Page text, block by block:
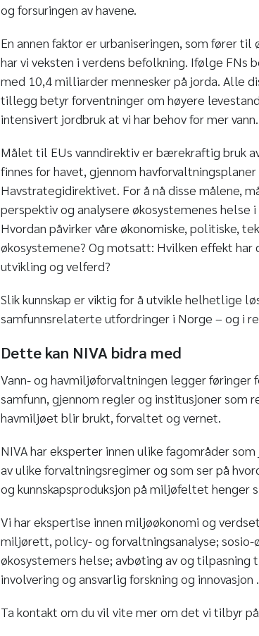
og forsuringen av havene.
En annen faktor er urbaniseringen, som fører til
har vi veksten i verdens befolkning. Ifølge FNs
med 10,4 milliarder mennesker på jorda. Alle
tillegg betyr forventninger om høyere
intensivert jordbruk at vi har behov for mer vann.
Målet til EUs vanndirektiv er bærekraftig bruk
finnes for havet, gjennom havforvaltningsplaner
Havstrategidirektivet. For å nå disse målene,
perspektiv og analysere økosystemenes helse
Hvordan påvirker våre økonomiske, politiske,
økosystemene? Og motsatt: Hvilken effekt har
utvikling og velferd?
Slik kunnskap er viktig for å utvikle helhetlige
samfunnsrelaterte utfordringer i Norge – og i
Dette kan NIVA bidra med
Vann- og havmiljøforvaltningen legger
samfunn, gjennom regler og institusjoner som
havmiljøet blir brukt, forvaltet og vernet.
NIVA har eksperter innen ulike fagområder
av ulike forvaltningsregimer og som ser på
og kunnskapsproduksjon på miljøfeltet henger
Vi har ekspertise innen miljøøkonomi og
miljørett, policy- og forvaltningsanalyse; sosio-
økosystemers helse; avbøting av og
involvering og ansvarlig forskning og innovasjon .
Ta kontakt om du vil vite mer om det vi tilbyr